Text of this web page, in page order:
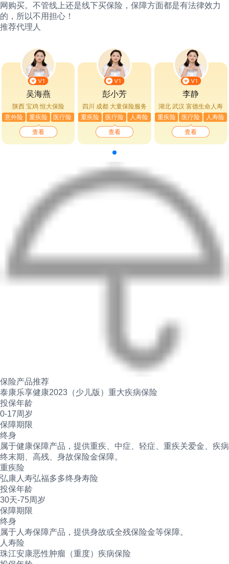
网购买。不管线上还是线下买保险，保障方面都是有法律效力
的，所以不用担心！
推荐代理人
吴海燕
陕西 宝鸡恒大保险
意外险
重疾险 医疗险
查看
彭小芳
四川 成都 大童保险服务
重疾险
医疗险 人寿险
查看
李静
湖北 武汉富德生命人寿
重疾险
医疗险 人寿险
查看
保险产品推荐
泰康乐享健康2023（少儿版）重大疾病保险
投保年龄
0-17周岁
保障期限
终身
属于健康保障产品，提供重疾、中症、轻症、重疾关爱金、疾病
终末期、高残、身故保险金保障。
重疾险
弘康人寿弘福多多终身寿险
投保年龄
30天-75周岁
保障期限
终身
属于人寿保障产品，提供身故或全残保险金等保障。
人寿险
珠江安康恶性肿瘤（重度）疾病保险